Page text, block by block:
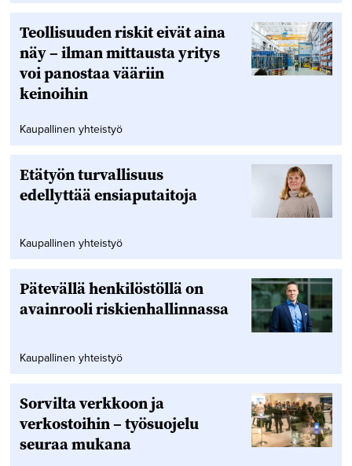
Teollisuuden riskit eivät aina
näy – ilman mittausta yritys
voi panostaa vääriin
keinoihin
Kaupallinen yhteistyö
Etätyön turvallisuus
edellyttää ensiaputaitoja
Kaupallinen yhteistyö
Pätevällä henkilöstöllä on
avainrooli riskienhallinnassa
Kaupallinen yhteistyö
Sorvilta verkkoon ja
verkostoihin – työsuojelu
seuraa mukana